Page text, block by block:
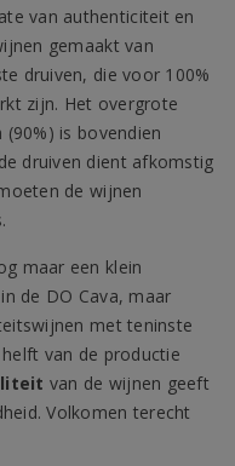
van authenticiteit en
gemaakt van
druiven, die voor 100%
zijn. Het overgrote
is bovendien
druiven dient afkomstig
de wijnen
maar een klein
de DO Cava, maar
met teninste
van de productie
van de wijnen geeft
Volkomen terecht